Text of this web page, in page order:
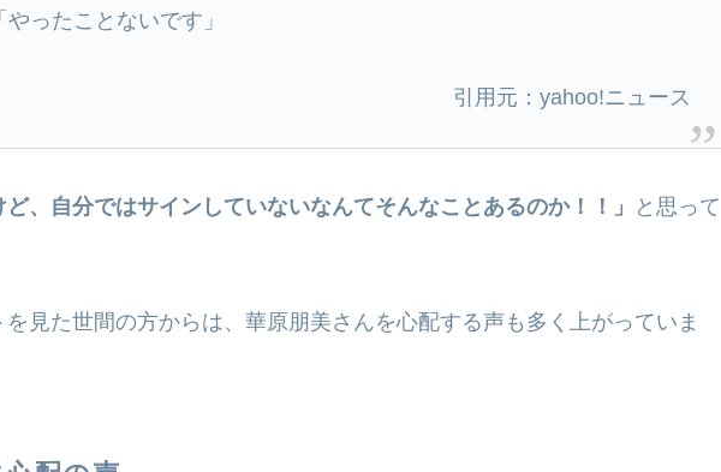
ったことないです」
引用元：yahoo!ニュース
ど、自分ではサインしていないなんてそんなことあるのか！！」
と思って
見た世間の方からは、華原朋美さんを心配する声も多く上がっていま